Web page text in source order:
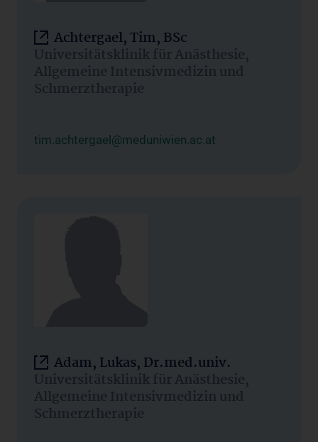
Achtergael, Tim, BSc
Universitätsklinik für Anästhesie,
Allgemeine Intensivmedizin und
Schmerztherapie
tim.achtergael@meduniwien.ac.at
Adam, Lukas, Dr.med.univ.
Universitätsklinik für Anästhesie,
Allgemeine Intensivmedizin und
Schmerztherapie